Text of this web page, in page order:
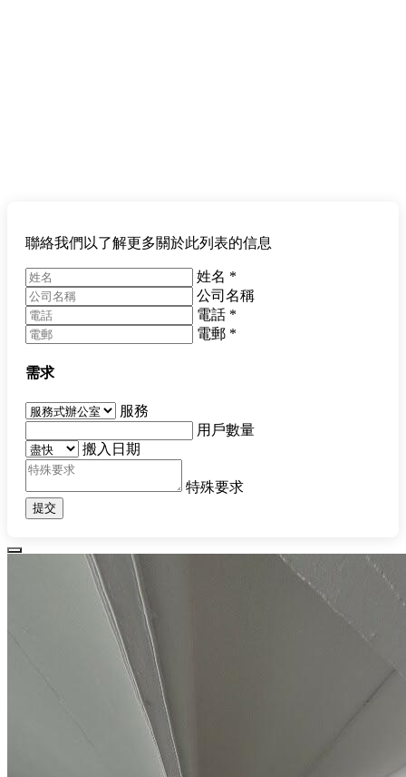
聯絡我們以了解更多關於此列表的信息
姓名 *
公司名稱
電話 *
電郵 *
需求
服務
用戶數量
搬入日期
特殊要求
提交